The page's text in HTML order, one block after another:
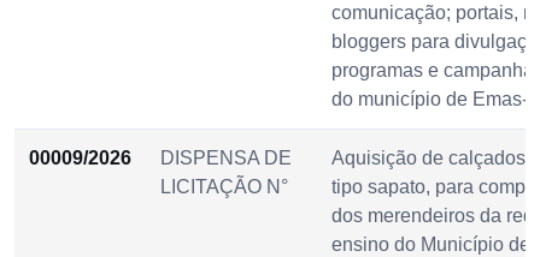
comunicação; portais,
bloggers para
programas e
do município de Emas-
00009/2026
DISPENSA DE
LICITAÇÃO N°
Aquisição de calçados
tipo sapato, para
dos merendeiros da
ensino do Município de